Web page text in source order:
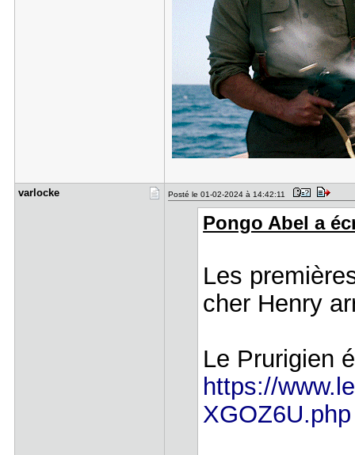
varlocke Posté le 01-02-2024 à 14:42:11
Pongo Abel a
Les
cher Henry
Le Prurigien
https://
XGOZ6U.php